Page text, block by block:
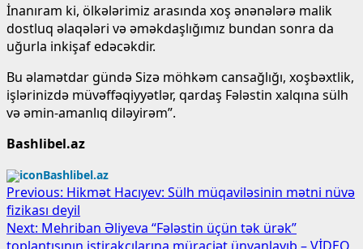
İnanıram ki, ölkələrimiz arasında xoş ənənələrə malik
dostluq əlaqələri və əməkdaşlığımız bundan sonra da
uğurla inkişaf edəcəkdir.
Bu əlamətdar gündə Sizə möhkəm cansağlığı, xoşbəxtlik,
işlərinizdə müvəffəqiyyətlər, qardaş Fələstin xalqına sülh
və əmin-amanlıq diləyirəm”.
Bashlibel.az
Bashlibel.az
Post
navigation
Previous: Hikmət Hacıyev: Sülh müqaviləsinin mətni nüvə
fizikası deyil
Next: Mehriban Əliyeva “Fələstin üçün tək ürək”